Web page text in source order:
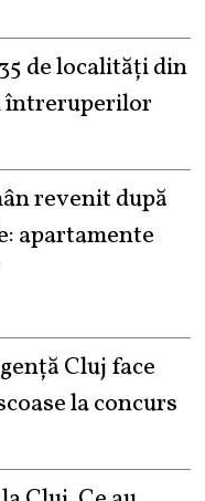
de localități din
întreruperilor
revenit după
apartamente
Cluj face
la concurs